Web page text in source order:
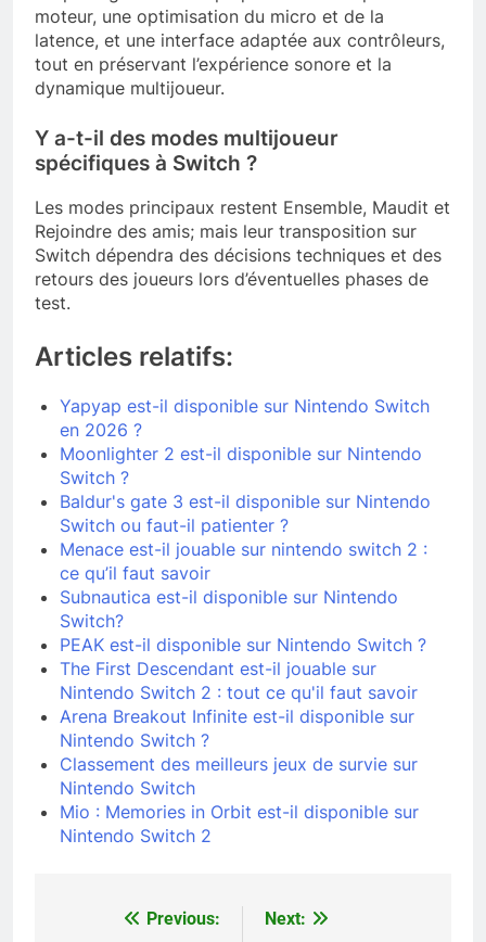
moteur, une optimisation du micro et de la
latence, et une interface adaptée aux contrôleurs,
tout en préservant l’expérience sonore et la
dynamique multijoueur.
Y a-t-il des modes multijoueur
spécifiques à Switch ?
Les modes principaux restent Ensemble, Maudit et
Rejoindre des amis; mais leur transposition sur
Switch dépendra des décisions techniques et des
retours des joueurs lors d’éventuelles phases de
test.
Articles relatifs:
Yapyap est-il disponible sur Nintendo Switch
en 2026 ?
Moonlighter 2 est-il disponible sur Nintendo
Switch ?
Baldur's gate 3 est-il disponible sur Nintendo
Switch ou faut-il patienter ?
Menace est-il jouable sur nintendo switch 2 :
ce qu’il faut savoir
Subnautica est-il disponible sur Nintendo
Switch?
PEAK est-il disponible sur Nintendo Switch ?
The First Descendant est-il jouable sur
Nintendo Switch 2 : tout ce qu'il faut savoir
Arena Breakout Infinite est-il disponible sur
Nintendo Switch ?
Classement des meilleurs jeux de survie sur
Nintendo Switch
Mio : Memories in Orbit est-il disponible sur
Nintendo Switch 2
NavigationPrevious:
Next: